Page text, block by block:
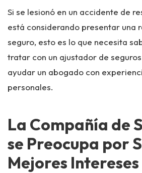
Si se lesionó en un accidente de
está considerando presentar una
seguro, esto es lo que necesita
tratar con un ajustador de
ayudar un abogado con
personales.
La Compañía de
se Preocupa por
Mejores Intereses